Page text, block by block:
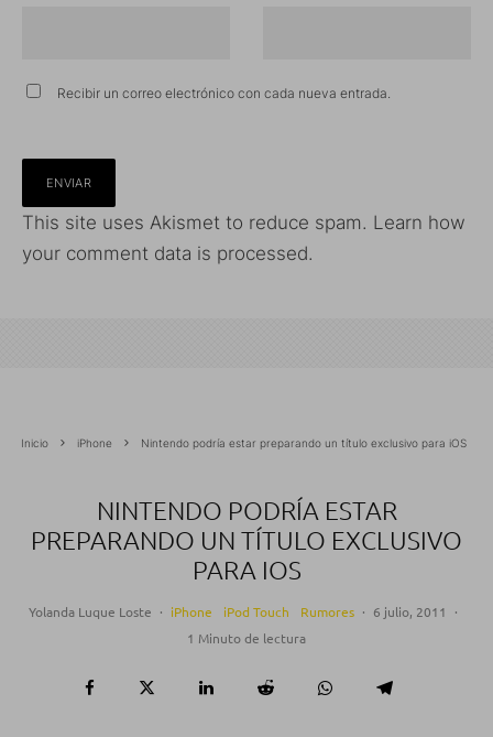
Recibir un correo electrónico con cada nueva entrada.
This site uses Akismet to reduce spam. Learn how
your comment data is processed.
Inicio iPhone Nintendo podría estar preparando un título exclusivo para iOS
NINTENDO PODRÍA ESTAR
PREPARANDO UN TÍTULO EXCLUSIVO
PARA IOS
Yolanda Luque Loste · iPhone iPod Touch Rumores · 6 julio, 2011
·
1 Minuto de lectura